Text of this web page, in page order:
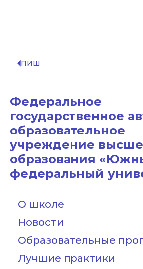
arrow_left
ПИШ
Федеральное
государственное
образовательное
учреждение
образования
федеральный
О школе
Новости
Образовательные
Лучшие практики